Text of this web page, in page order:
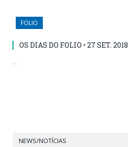
FOLIO
OS DIAS DO FOLIO • 27 SET. 2018
…
NEWS/NOTÍCIAS